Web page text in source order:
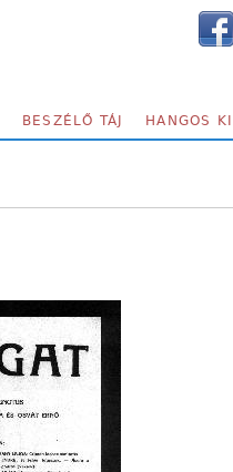
BESZÉLŐ TÁJ HANGOS